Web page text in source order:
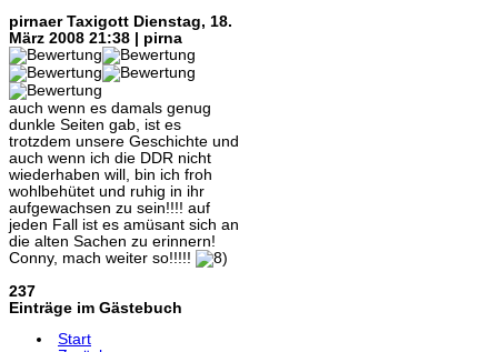
pirnaer Taxigott Dienstag, 18.
März 2008 21:38 | pirna
auch wenn es damals genug
dunkle Seiten gab, ist es
trotzdem unsere Geschichte und
auch wenn ich die DDR nicht
wiederhaben will, bin ich froh
wohlbehütet und ruhig in ihr
aufgewachsen zu sein!!!! auf
jeden Fall ist es amüsant sich an
die alten Sachen zu erinnern!
Conny, mach weiter so!!!!!
237
Einträge im Gästebuch
Start